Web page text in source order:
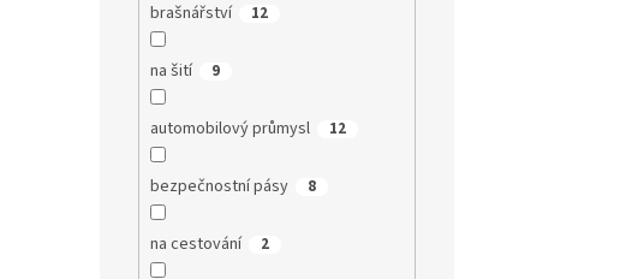
brašnářství 12
na šití 9
automobilový průmysl 12
bezpečnostní pásy 8
na cestování 2